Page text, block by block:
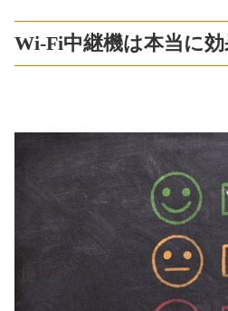
Wi-Fi中継機は本当に